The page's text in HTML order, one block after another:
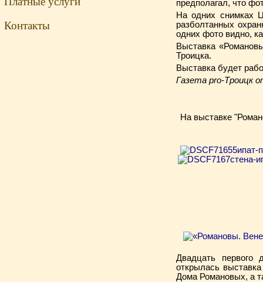
Контакты
предполагал, что
На одних снимках
разболтанных
одних фото видно,
Выставка
Троицка.
Выставка будет
Газета pro-Троицк
На выставке
Двадцать первого
открылась
Дома Романовых, а